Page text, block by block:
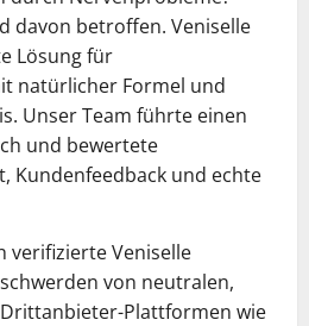
davon betroffen. Veniselle
Lösung für
natürlicher Formel und
Unser Team führte einen
und bewertete
Kundenfeedback und echte
verifizierte Veniselle
von neutralen,
Plattformen wie